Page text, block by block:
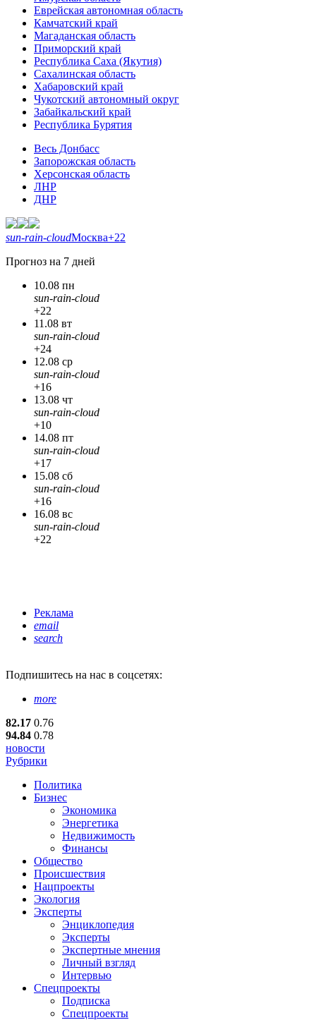
Еврейская автономная область
Камчатский край
Магаданская область
Приморский край
Республика Саха (Якутия)
Сахалинская область
Хабаровский край
Чукотский автономный округ
Забайкальский край
Республика Бурятия
Весь Донбасс
Запорожская область
Херсонская область
ЛНР
ДНР
sun-rain-cloudМосква+22
Прогноз на 7 дней
10.08 пн
sun-rain-cloud
+22
11.08 вт
sun-rain-cloud
+24
12.08 ср
sun-rain-cloud
+16
13.08 чт
sun-rain-cloud
+10
14.08 пт
sun-rain-cloud
+17
15.08 сб
sun-rain-cloud
+16
16.08 вс
sun-rain-cloud
+22
Реклама
email
search
Подпишитесь на нас в соцсетях:
more
82.17 0.76
94.84 0.78
новости
Рубрики
Политика
Бизнес
Экономика
Энергетика
Недвижимость
Финансы
Общество
Происшествия
Нацпроекты
Экология
Эксперты
Энциклопедия
Эксперты
Экспертные мнения
Личный взгляд
Интервью
Спецпроекты
Подписка
Спецпроекты